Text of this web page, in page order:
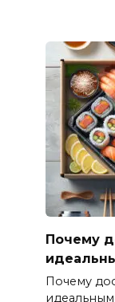
Почему
Почему